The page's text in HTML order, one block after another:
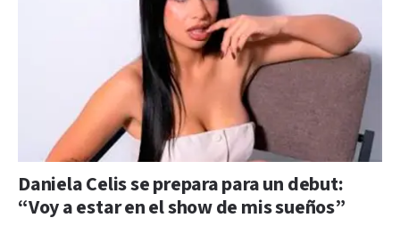
Daniela Celis se prepara para un debut:
“Voy a estar en el show de mis sueños”